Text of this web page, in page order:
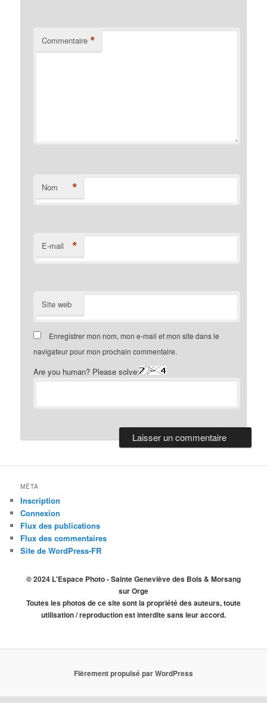
Commentaire *
Nom *
E-mail *
Site web
Enregistrer mon nom, mon e-mail et mon site dans le
navigateur pour mon prochain commentaire.
Are you human? Please solve:
MÉTA
Inscription
Connexion
Flux des publications
Flux des commentaires
Site de WordPress-FR
© 2024 L'Espace Photo - Sainte Geneviève des Bois & Morsang
sur Orge
Toutes les photos de ce site sont la propriété des auteurs, toute
utilisation / reproduction est interdite sans leur accord.
Fièrement propulsé par WordPress